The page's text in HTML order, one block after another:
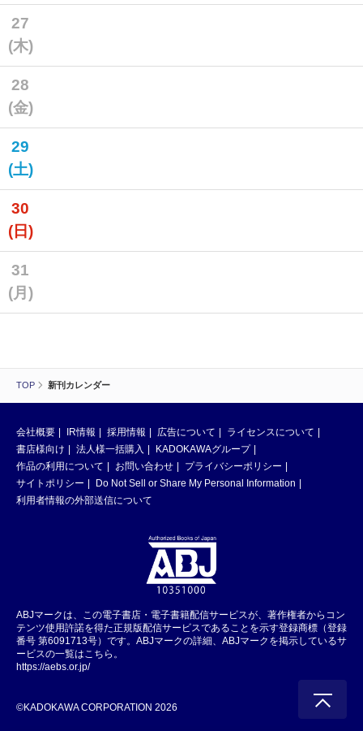
TOP 新刊カレンダー
27
(木)
28
(金)
29
(土)
30
(日)
31
(月)
会社概要 IR情報 採用情報 広告について
ライセンスについて
書店様向け
法人様一括購入
KADOKAWAグループ
作品の利用について
お問い合わせ
プライバシーポリシー
サイトポリシー
Do Not Sell or Share My Personal Information
利用者情報の外部送信について
ABJマークは、この電子書店・電子書籍配信サービスが、著作権者からコン
テンツ使用許諾を得た正規版配信サービスであることを示す登録商標（登録
番号 第6091713号）です。ABJマークの詳細、ABJマークを掲示しているサ
ービスの一覧はこちら。
https://aebs.or.jp/
©KADOKAWA CORPORATION 2026